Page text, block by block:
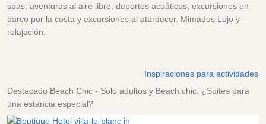
spas, aventuras al aire libre, deportes acuáticos, excursiones en
barco por la costa y excursiones al atardecer. Mimados Lujo y
relajación.
Inspiraciones para actividades
Destacado Beach Chic - Solo adultos y Beach chic. ¿Suites para
una estancia especial?